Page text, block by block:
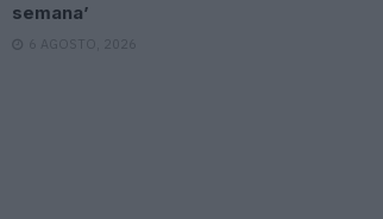
semana’
6 AGOSTO, 2026